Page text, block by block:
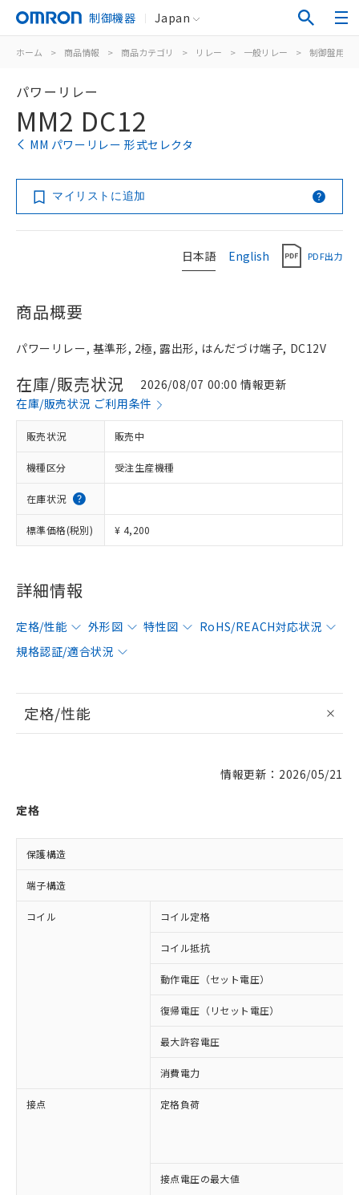
制御機器 Japan
ホーム > 商品情報 > 商品カテゴリ > リレー > 一般リレー > 制御盤用
パワーリレー
MM2 DC12
MM パワーリレー 形式セレクタ
マイリストに追加
日本語 English PDF出力
商品概要
パワーリレー, 基準形, 2極, 露出形, はんだづけ端子, DC12V
在庫/販売状況
2026/08/07 00:00 情報更新
在庫/販売状況 ご利用条件
販売状況 販売中
機種区分 受注生産機種
在庫状況
標準価格(税別) ¥ 4,200
詳細情報
定格/性能 外形図 特性図
RoHS/REACH対応状況
規格認証/適合状況
定格/性能
情報更新：2026/05/21
定格
保護構造
端子構造
コイル コイル定格
コイル抵抗
動作電圧（セット電圧）
復帰電圧（リセット電圧）
最大許容電圧
消費電力
接点 定格負荷
接点電圧の最大値